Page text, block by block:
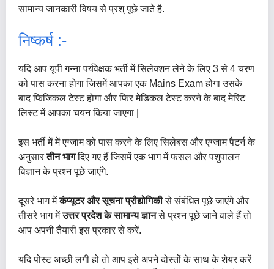
सामान्य जानकारी विषय से प्रश् पूछे जाते है.
निष्कर्ष :-
यदि आप यूपी गन्ना पर्यवेक्षक भर्ती में सिलेक्शन लेने के लिए 3 से 4 चरण
को पास करना होगा जिसमें आपका एक Mains Exam होगा उसके
बाद फिजिकल टेस्ट होगा और फिर मेडिकल टेस्ट करने के बाद मेरिट
लिस्ट में आपका चयन किया जाएगा |
इस भर्ती में में एग्जाम को पास करने के लिए सिलेबस और एग्जाम पैटर्न के
अनुसारतीन भागदिए गए हैं जिसमें एक भाग में फसल और पशुपालन
विज्ञान के प्रश्न पूछे जाएंगे.
दूसरे भाग मेंकंप्यूटर और सूचना प्रौद्योगिकीसे संबंधित पूछे जाएंगे और
तीसरे भाग मेंउत्तर प्रदेश के सामान्य ज्ञानसे प्रश्न पूछे जाने वाले हैं तो
आप अपनी तैयारी इस प्रकार से करें.
यदि पोस्ट अच्छी लगी हो तो आप इसे अपने दोस्तों के साथ के शेयर करें